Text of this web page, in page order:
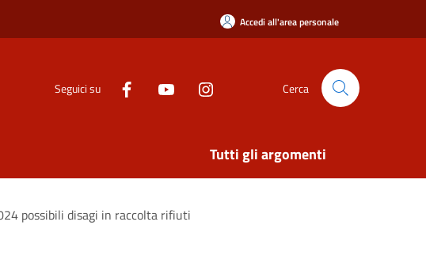
Accedi all'area personale
Seguici su Cerca
Tutti gli argomenti
possibili disagi in raccolta rifiuti